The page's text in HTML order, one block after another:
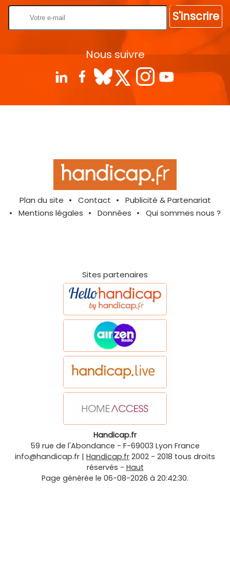
S'inscrire
Nous suivre
Plan du site Contact
Publicité & Partenariat
Mentions légales
Données Qui sommes nous ?
Sites partenaires
Handicap.fr
59 rue de l'Abondance - F-69003 Lyon France
info@handicap.fr | Handicap.fr 2002 - 2018 tous droits
réservés - Haut
Page générée le 06-08-2026 à 20:42:30.